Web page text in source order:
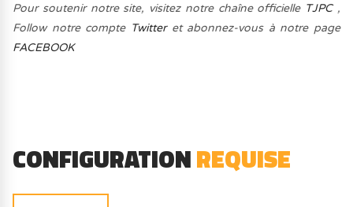
Pour soutenir notre site, visitez notre chaîne officielle TJPC,
Follow notre compte Twitteret abonnez-vous à notre page
FACEBOOK
CONFIGURATIONREQUISE